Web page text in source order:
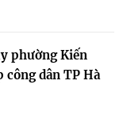
phường Kiến
công dân TP Hà